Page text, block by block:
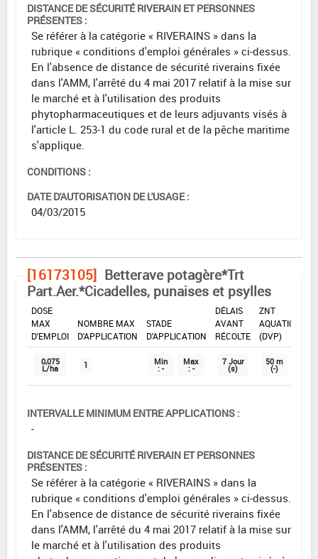
DISTANCE DE SÉCURITÉ RIVERAIN ET PERSONNES
PRÉSENTES :
Se référer à la catégorie « RIVERAINS » dans la
rubrique « conditions d'emploi générales » ci-dessus.
En l'absence de distance de sécurité riverains fixée
dans l'AMM, l'arrêté du 4 mai 2017 relatif à la mise sur
le marché et à l'utilisation des produits
phytopharmaceutiques et de leurs adjuvants visés à
l'article L. 253-1 du code rural et de la pêche maritime
s'applique.
CONDITIONS :
DATE D'AUTORISATION DE L'USAGE :
04/03/2015
[16173105] Betterave potagère*Trt
Part.Aer.*Cicadelles, punaises et psylles
DOSE
MAX
D'EMPLOI
NOMBRE MAX
D'APPLICATION
STADE
D'APPLICATION
DÉLAIS
AVANT
RÉCOLTE
ZNT
AQUATIQUE
(DVP)
0,075
L/ha 1 Min
: -
Max
: -
7 Jour
(s)
50 m
(-)
INTERVALLE MINIMUM ENTRE APPLICATIONS :
-
DISTANCE DE SÉCURITÉ RIVERAIN ET PERSONNES
PRÉSENTES :
Se référer à la catégorie « RIVERAINS » dans la
rubrique « conditions d'emploi générales » ci-dessus.
En l'absence de distance de sécurité riverains fixée
dans l'AMM, l'arrêté du 4 mai 2017 relatif à la mise sur
le marché et à l'utilisation des produits